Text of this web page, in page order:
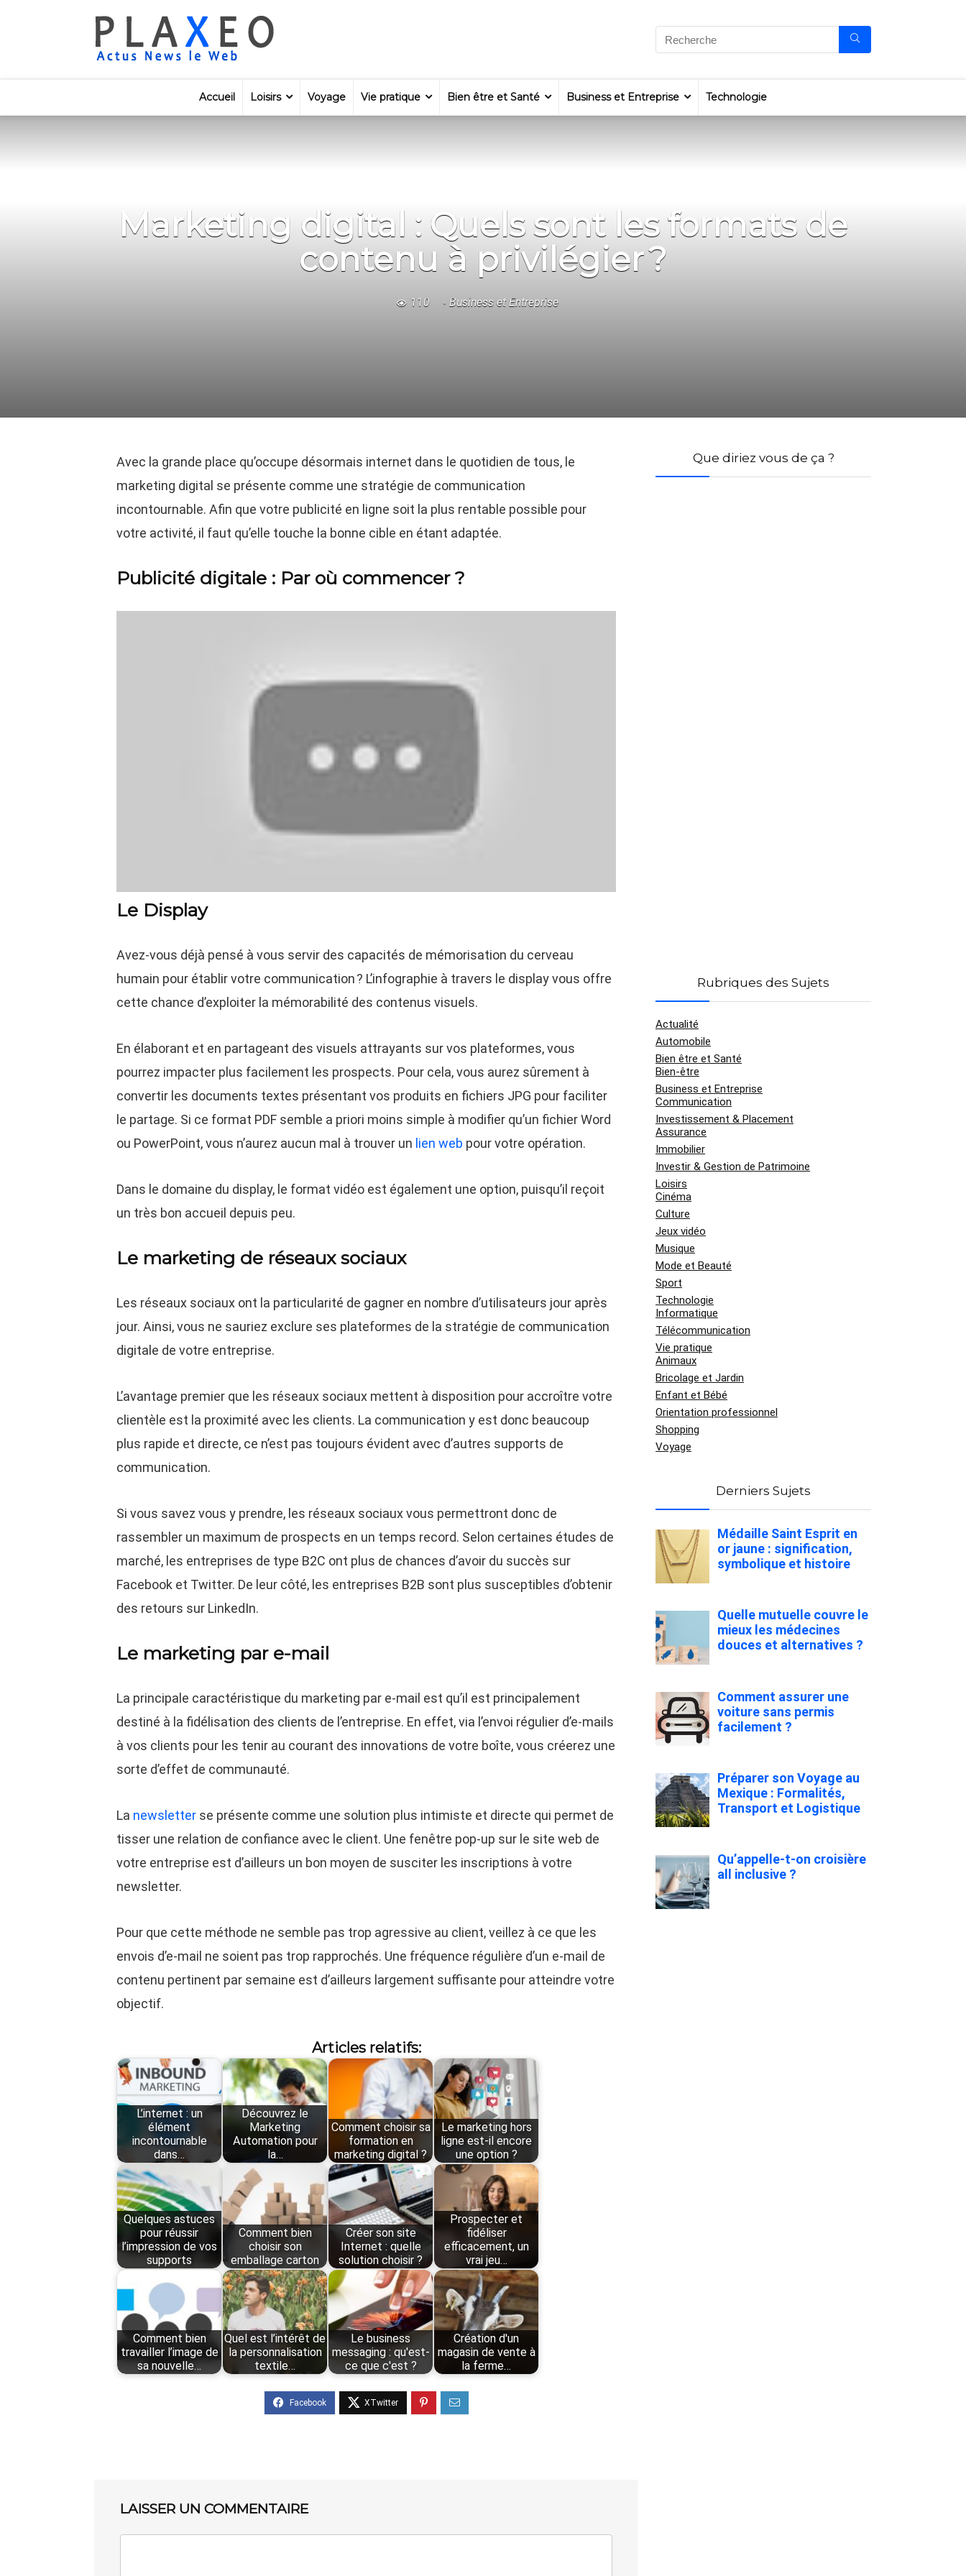
Accueil Loisirs Voyage Vie pratique Bien être et Santé Business et Entreprise Technologie
Marketing digital : Quels sont les formats de
contenu à privilégier ?
110 Business et Entreprise
Avec la grande place qu’occupe désormais internet dans le quotidien de tous, le
marketing digital se présente comme une stratégie de communication
incontournable. Afin que votre publicité en ligne soit la plus rentable possible pour
votre activité, il faut qu’elle touche la bonne cible en étant adaptée.
Publicité digitale : Par où commencer ?
Le Display
Avez-vous déjà pensé à vous servir des capacités de mémorisation du cerveau
humain pour établir votre communication ? L’infographie à travers le display vous offre
cette chance d’exploiter la mémorabilité des contenus visuels.
En élaborant et en partageant des visuels attrayants sur vos plateformes, vous
pourrez impacter plus facilement les prospects. Pour cela, vous aurez sûrement à
convertir les documents textes présentant vos produits en fichiers JPG pour faciliter
le partage. Si ce format PDF semble a priori moins simple à modifier qu’un fichier Word
ou PowerPoint, vous n’aurez aucun mal à trouver un lien web pour votre opération.
Dans le domaine du display, le format vidéo est également une option, puisqu’il reçoit
un très bon accueil depuis peu.
Le marketing de réseaux sociaux
Les réseaux sociaux ont la particularité de gagner en nombre d’utilisateurs jour après
jour. Ainsi, vous ne sauriez exclure ses plateformes de la stratégie de communication
digitale de votre entreprise.
L’avantage premier que les réseaux sociaux mettent à disposition pour accroître votre
clientèle est la proximité avec les clients. La communication y est donc beaucoup
plus rapide et directe, ce n’est pas toujours évident avec d’autres supports de
communication.
Si vous savez vous y prendre, les réseaux sociaux vous permettront donc de
rassembler un maximum de prospects en un temps record. Selon certaines études de
marché, les entreprises de type B2C ont plus de chances d’avoir du succès sur
Facebook et Twitter. De leur côté, les entreprises B2B sont plus susceptibles d’obtenir
des retours sur LinkedIn.
Le marketing par e-mail
La principale caractéristique du marketing par e-mail est qu’il est principalement
destiné à la fidélisation des clients de l’entreprise. En effet, via l’envoi régulier d’e-mails
à vos clients pour les tenir au courant des innovations de votre boîte, vous créerez une
sorte d’effet de communauté.
La newsletter se présente comme une solution plus intimiste et directe qui permet de
tisser une relation de confiance avec le client. Une fenêtre pop-up sur le site web de
votre entreprise est d’ailleurs un bon moyen de susciter les inscriptions à votre
newsletter.
Pour que cette méthode ne semble pas trop agressive au client, veillez à ce que les
envois d’e-mail ne soient pas trop rapprochés. Une fréquence régulière d’un e-mail de
contenu pertinent par semaine est d’ailleurs largement suffisante pour atteindre votre
objectif.
Articles relatifs:
L’internet : un
élément
incontournable
dans…
Découvrez le
Marketing
Automation pour
la…
Comment choisir sa
formation en
marketing digital ?
Le marketing hors
ligne est-il encore
une option ?
Quelques astuces
pour réussir
l’impression de vos
supports
Comment bien
choisir son
emballage carton
Créer son site
Internet : quelle
solution choisir ?
Prospecter et
fidéliser
efficacement, un
vrai jeu…
Comment bien
travailler l’image de
sa nouvelle…
Quel est l’intérêt de
la personnalisation
textile…
Le business
messaging : qu'est-
ce que c'est ?
Création d'un
magasin de vente à
la ferme…
LAISSER UN COMMENTAIRE
Que diriez vous de ça ?
Rubriques des Sujets
Actualité
Automobile
Bien être et Santé
Bien-être
Business et Entreprise
Communication
Investissement & Placement
Assurance
Immobilier
Investir & Gestion de Patrimoine
Loisirs
Cinéma
Culture
Jeux vidéo
Musique
Mode et Beauté
Sport
Technologie
Informatique
Télécommunication
Vie pratique
Animaux
Bricolage et Jardin
Enfant et Bébé
Orientation professionnel
Shopping
Voyage
Derniers Sujets
Médaille Saint Esprit en
or jaune : signification,
symbolique et histoire
Quelle mutuelle couvre le
mieux les médecines
douces et alternatives ?
Comment assurer une
voiture sans permis
facilement ?
Préparer son Voyage au
Mexique : Formalités,
Transport et Logistique
Qu’appelle-t-on croisière
all inclusive ?